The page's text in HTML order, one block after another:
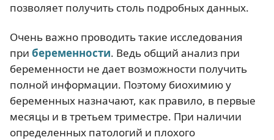
позволяет получить столь подробных данных.
Очень важно проводить такие исследования
при беременности. Ведь общий анализ при
беременности не дает возможности получить
полной информации. Поэтому биохимию у
беременных назначают, как правило, в первые
месяцы и в третьем триместре. При наличии
определенных патологий и плохого